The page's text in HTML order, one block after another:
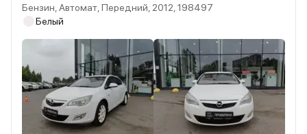
Бензин, Автомат, Передний, 2012, 198497
Белый